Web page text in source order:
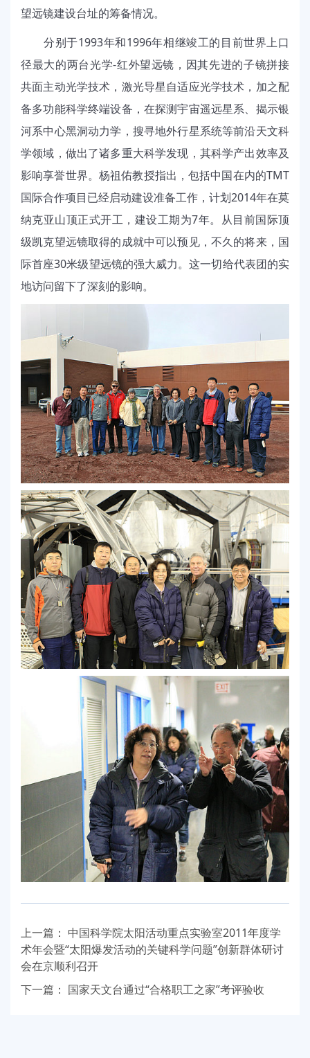
望远镜建设台址的筹备情况。
分别于1993年和1996年相继竣工的目前世界上口
径最大的两台光学-红外望远镜，因其先进的子镜拼接
共面主动光学技术，激光导星自适应光学技术，加之配
备多功能科学终端设备，在探测宇宙遥远星系、揭示银
河系中心黑洞动力学，搜寻地外行星系统等前沿天文科
学领域，做出了诸多重大科学发现，其科学产出效率及
影响享誉世界。杨祖佑教授指出，包括中国在内的TMT
国际合作项目已经启动建设准备工作，计划2014年在莫
纳克亚山顶正式开工，建设工期为7年。从目前国际顶
级凯克望远镜取得的成就中可以预见，不久的将来，国
际首座30米级望远镜的强大威力。这一切给代表团的实
地访问留下了深刻的影响。
上一篇： 中国科学院太阳活动重点实验室2011年度学
术年会暨“太阳爆发活动的关键科学问题”创新群体研讨
会在京顺利召开
下一篇： 国家天文台通过“合格职工之家”考评验收